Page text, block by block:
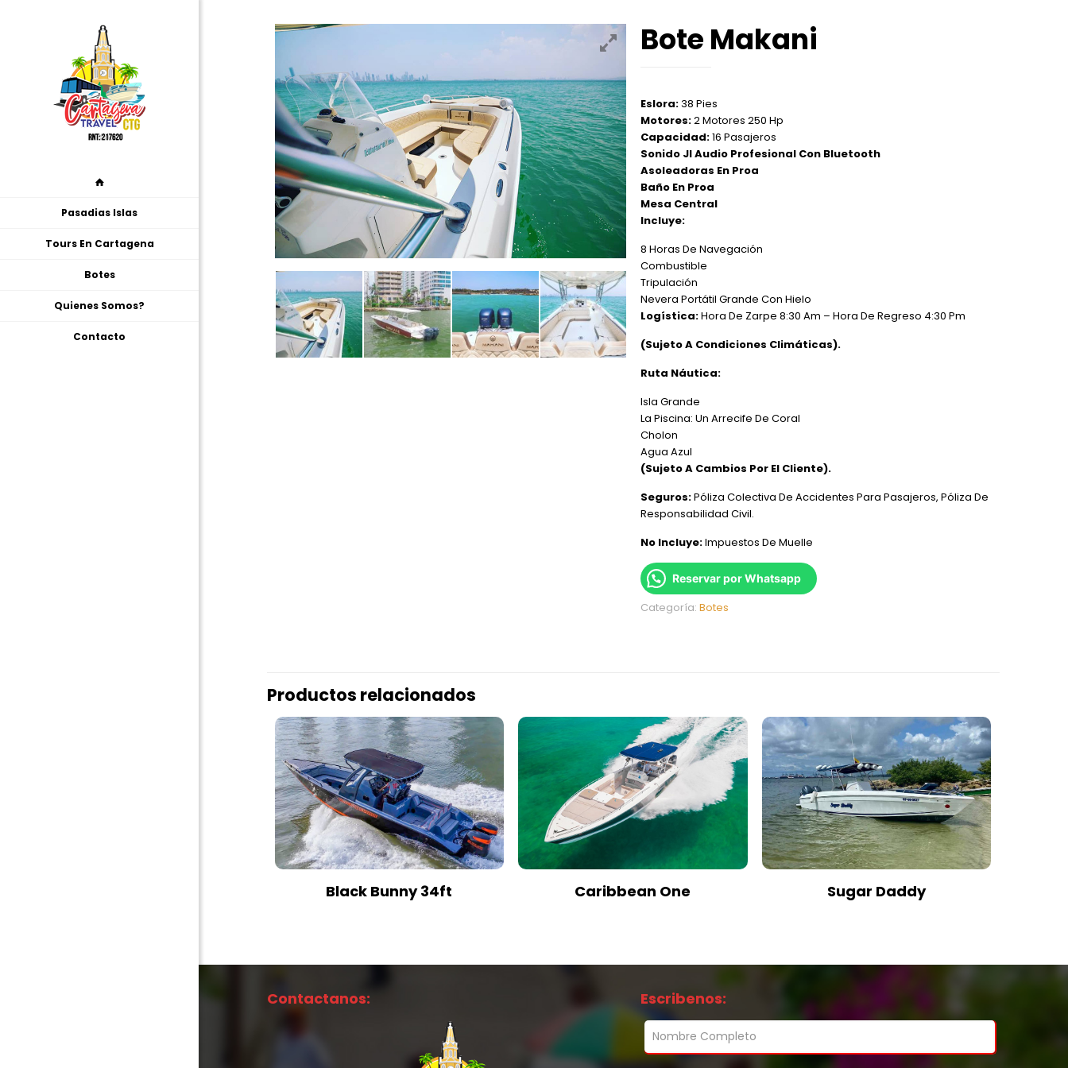
Pasadias Islas
Tours En Cartagena
Botes
Quienes Somos?
Contacto
Bote Makani
Eslora:38 Pies
Motores:2 Motores 250 Hp
Capacidad:16 Pasajeros
Sonido Jl Audio Profesional Con Bluetooth
Asoleadoras En Proa
Baño En Proa
Mesa Central
Incluye:
8 Horas De Navegación
Combustible
Tripulación
Nevera Portátil Grande Con Hielo
Logística:Hora De Zarpe 8:30 Am – Hora De Regreso 4:30 Pm
(Sujeto A Condiciones Climáticas).
Ruta Náutica:
Isla Grande
La Piscina: Un Arrecife De Coral
Cholon
Agua Azul
(Sujeto A Cambios Por El Cliente).
Seguros:Póliza Colectiva De Accidentes Para Pasajeros, Póliza De
Responsabilidad Civil.
No Incluye:Impuestos De Muelle
Reservar por Whatsapp
Categoría:Botes
Productos relacionados
Black Bunny 34ft Caribbean One Sugar Daddy
Contactanos: Escribenos: